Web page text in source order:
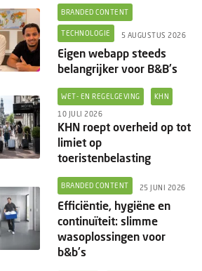
BRANDED CONTENT
TECHNOLOGIE 5 AUGUSTUS 2026
Eigen webapp steeds
belangrijker voor B&B's
WET- EN REGELGEVING KHN
10 JULI 2026
KHN roept overheid op tot
limiet op
toeristenbelasting
BRANDED CONTENT 25 JUNI 2026
Efficiëntie, hygiëne en
continuïteit: slimme
wasoplossingen voor
b&b's